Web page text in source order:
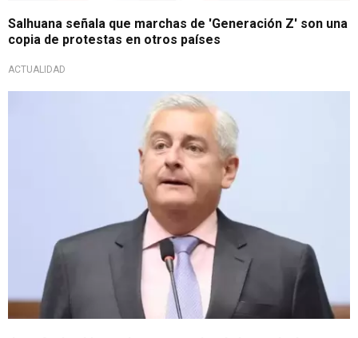
Salhuana señala que marchas de 'Generación Z' son una
copia de protestas en otros países
ACTUALIDAD